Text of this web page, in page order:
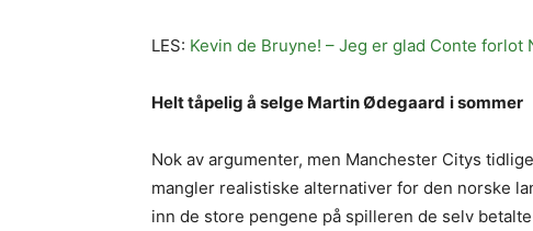
LES: Kevin de Bruyne! – Jeg er glad Conte forlot
Helt tåpelig å selge Martin Ødegaard i sommer
Nok av argumenter, men Manchester Citys
mangler realistiske alternativer for den norske
inn de store pengene på spilleren de selv